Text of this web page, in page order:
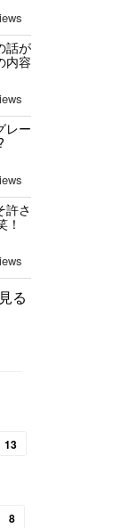
話が
内容
レー
許さ
！
る
13
8